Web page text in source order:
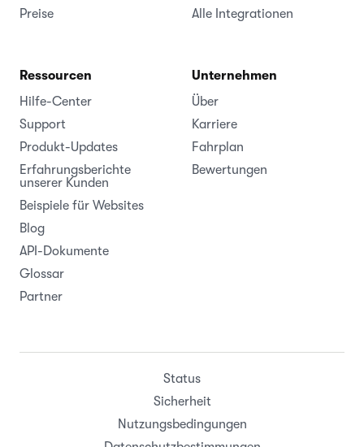
Preise
Alle Integrationen
Ressourcen
Hilfe-Center
Support
Produkt-Updates
Erfahrungsberichte
unserer Kunden
Beispiele für Websites
Blog
API-Dokumente
Glossar
Partner
Unternehmen
Über
Karriere
Fahrplan
Bewertungen
Status
Sicherheit
Nutzungsbedingungen